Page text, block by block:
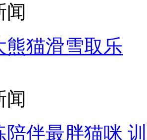
闻
熊猫滑雪取乐
闻
陪伴最胖猫咪